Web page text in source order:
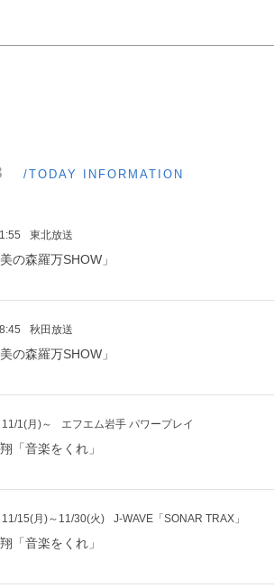
/TODAY INFORMATION
東北放送
の森羅万SHOW」
秋田放送
の森羅万SHOW」
1(月)～ エフエム岩手 パワープレイ
「音楽をくれ」
15(月)～11/30(火) J-WAVE「SONAR TRAX」
「音楽をくれ」